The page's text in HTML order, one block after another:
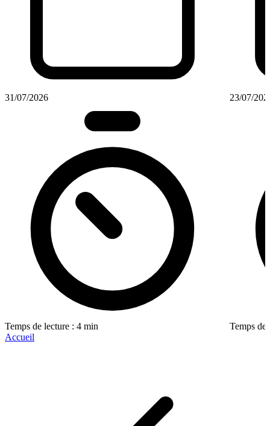
31/07/2026
Temps de lecture : 4 min
23/07/
Temps de
Accueil